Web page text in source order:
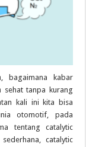
bagaimana kabar
sehat tanpa kurang
kali ini kita bisa
otomotif, pada
tentang catalytic
catalytic